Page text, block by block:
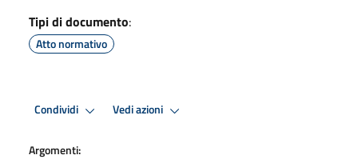
Tipi di documento:
Atto normativo
Condividi Vedi azioni
Argomenti: